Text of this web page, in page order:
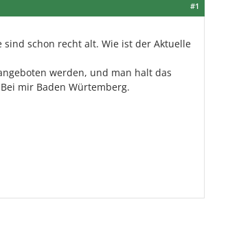
#1
sind schon recht alt. Wie ist der Aktuelle
werden, und man halt das
mir Baden Würtemberg.